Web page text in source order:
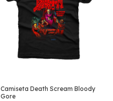
Camiseta Death Scream Bloody
Gore